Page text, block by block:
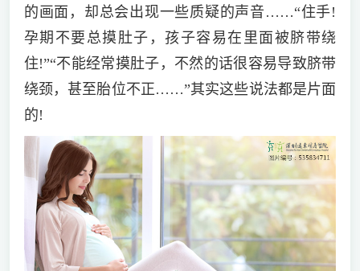
的画面，却总会出现一些质疑的声音……“住手!
孕期不要总摸肚子，孩子容易在里面被脐带绕
住!”“不能经常摸肚子，不然的话很容易导致脐带
绕颈，甚至胎位不正……”其实这些说法都是片面
的!